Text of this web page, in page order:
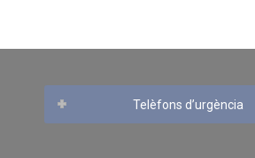
Telèfons d’urgència